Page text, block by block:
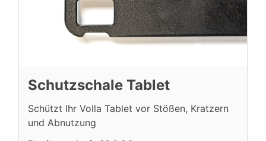
Schutzschale Tablet
Schützt Ihr Volla Tablet vor Stößen, Kratzern
und Abnutzung